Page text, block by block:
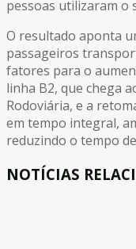
pessoas utilizaram o
O resultado aponta
passageiros
fatores para o
linha B2, que chega
Rodoviária, e a
em tempo integral,
reduzindo o tempo
NOTÍCIAS